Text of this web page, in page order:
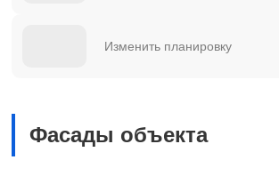
Изменить планировку
Фасады объекта